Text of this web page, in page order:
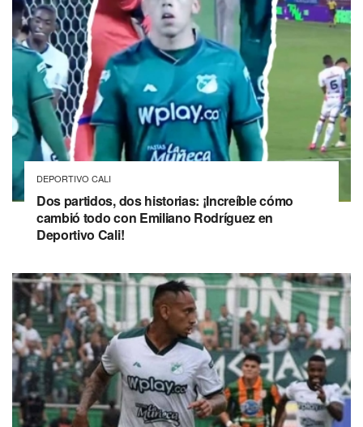
DEPORTIVO CALI
Dos partidos, dos historias: ¡Increíble cómo
cambió todo con Emiliano Rodríguez en
Deportivo Cali!